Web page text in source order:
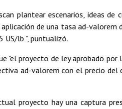
plantear escenarios, ideas
de una tasa ad-
US/lb ", puntualizó.
"el proyecto de ley aprobado
ad-valorem con el precio del
proyecto hay una captura